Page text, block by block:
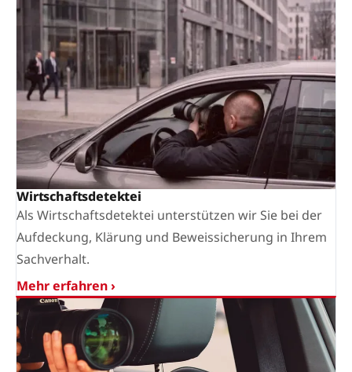
Wirtschaftsdetektei
Als Wirtschaftsdetektei unterstützen wir Sie bei der
Aufdeckung, Klärung und Beweissicherung in Ihrem
Sachverhalt.
Mehr erfahren ›